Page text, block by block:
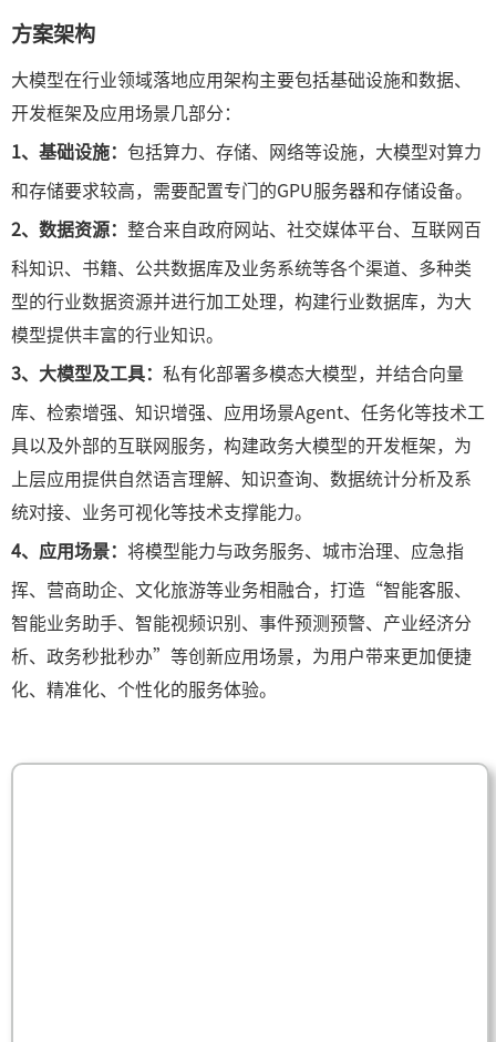
方案架构
大模型在行业领域落地应用架构主要包括基础设施和数据、
开发框架及应用场景几部分：
1、基础设施： 包括算力、存储、网络等设施，大模型对算力
和存储要求较高，需要配置专门的GPU服务器和存储设备。
2、数据资源： 整合来自政府网站、社交媒体平台、互联网百
科知识、书籍、公共数据库及业务系统等各个渠道、多种类
型的行业数据资源并进行加工处理，构建行业数据库，为大
模型提供丰富的行业知识。
3、大模型及工具： 私有化部署多模态大模型，并结合向量
库、检索增强、知识增强、应用场景Agent、任务化等技术工
具以及外部的互联网服务，构建政务大模型的开发框架，为
上层应用提供自然语言理解、知识查询、数据统计分析及系
统对接、业务可视化等技术支撑能力。
4、应用场景： 将模型能力与政务服务、城市治理、应急指
挥、营商助企、文化旅游等业务相融合，打造“智能客服、
智能业务助手、智能视频识别、事件预测预警、产业经济分
析、政务秒批秒办”等创新应用场景，为用户带来更加便捷
化、精准化、个性化的服务体验。